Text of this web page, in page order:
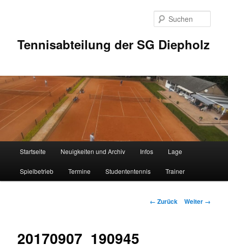
Tennisabteilung der SG Diepholz
Startseite Neuigkeiten und Archiv Infos Lage
Spielbetrieb Termine Studententennis Trainer
Bilder-
← Zurück Weiter →
20170907_190945